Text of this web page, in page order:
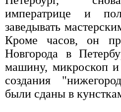
императрице и
заведывать
Кроме часов, он
Новгорода в
машину, микроскоп и
создания
были сданы в